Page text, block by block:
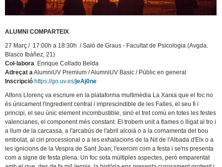
ALUMNI COMPARTEIX
27 Març / 17:00h a 18:30h / Saló de Graus - Facultat de Psicologia (Avgda.
Blasco Ibáñez, 21)
Col·labora Enrique Collado Belda
Adreçat aAlumniUV Premium / AlumniUV Basic / Públic en general
Inscripcióhttps://go.uv.es/jeAj0ne
Alfons Llorenç va escriure en la plataforma multimèdia La Xarxa que el foc no
és únicament l'ingredient central i imprescindible de les Falles, el seu fi i
principi, el seu únic element incombustible, sinó el tret comú en totes les festes
valencianes, el component més constant. El trobem unit a flames o lligat al tro i
a llum de la carcassa, a l'arcabús de l'abril alcoià o a la cornamenta del bou
embolat, al ciri processional o a les exhalacions de la Nit de l'Albada d'Elx o a
les ignicions de la Vespra de Sant Joan; l'exercim com a festa i se'ns presenta
com a signe de festa plena. Un foc sota múltiples aspectes, però emparentat